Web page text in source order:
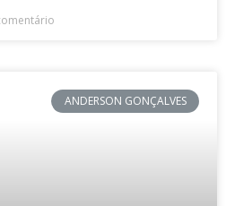
ANDERSON GONÇALVES